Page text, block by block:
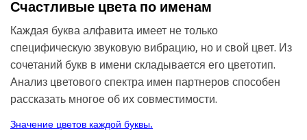
Счастливые цвета по именам
Каждая буква алфавита имеет не только
специфическую звуковую вибрацию, но и свой цвет. Из
сочетаний букв в имени складывается его цветотип.
Анализ цветового спектра имен партнеров способен
рассказать многое об их совместимости.
Значение цветов каждой буквы.